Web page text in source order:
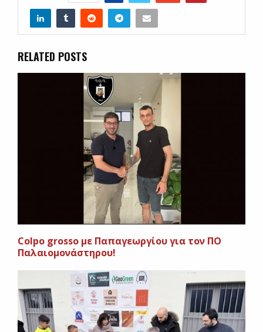
RELATED POSTS
Colpo grosso με Παπαγεωργίου για τον ΠΟ
Παλαιομονάστηρου!